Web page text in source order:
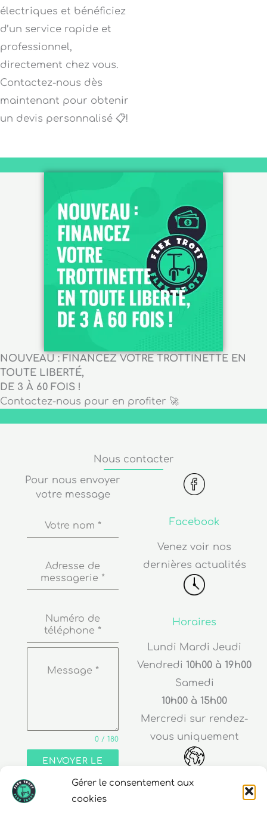
Gérer le consentement aux
cookies
électriques et bénéficiez
d’un service rapide et
professionnel,
directement chez vous.
Contactez-nous dès
maintenant pour obtenir
un devis personnalisé 📋!
NOUVEAU : FINANCEZ VOTRE TROTTINETTE EN
TOUTE LIBERTÉ,
DE 3 À 60 FOIS !
Contactez-nous pour en profiter 🚀
Nous contacter
Pour nous envoyer
votre message
Votre nom *
Adresse de
messagerie *
Numéro de
téléphone *
Message *
0 / 180
ENVOYER LE
Facebook
Venez voir nos
dernières actualités
Horaires
Lundi Mardi Jeudi
Vendredi 10h00 à 19h00
Samedi
10h00 à 15h00
Mercredi sur rendez-
vous uniquement